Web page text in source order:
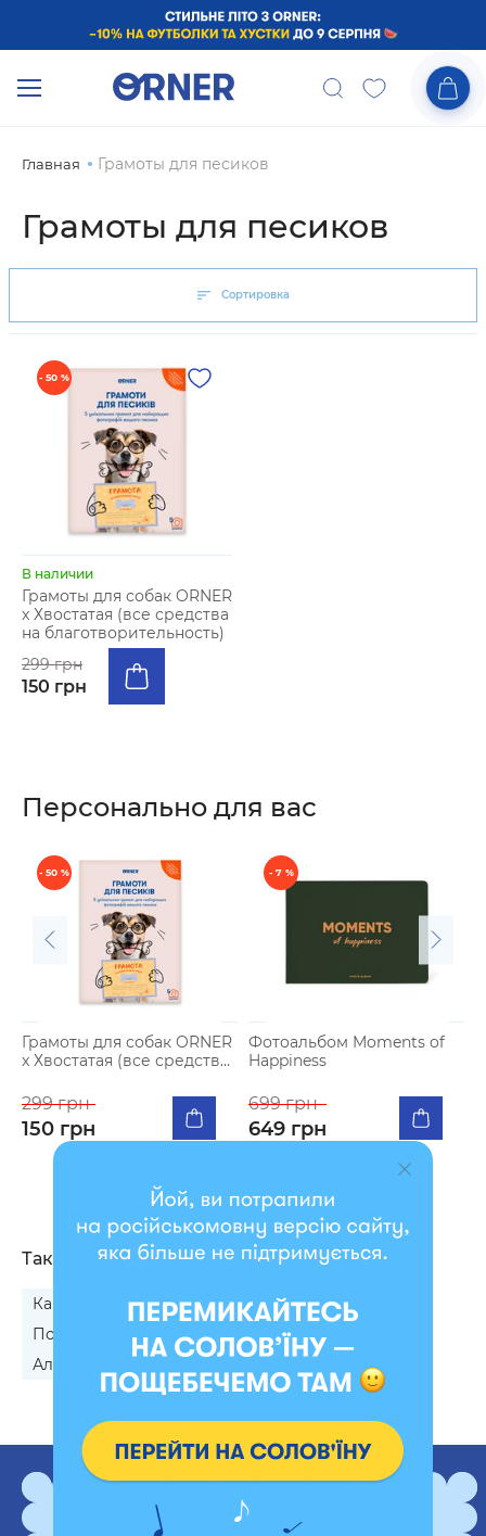
Главная Грамоты для песиков
Грамоты для песиков
Сортировка
- 50 %
В наличии
Грамоты для собак ORNER
x Хвостатая (все средства
на благотворительность)
299 грн
150 грн
Персонально для вас
- 50 %
Грамоты для собак ORNER
x Хвостатая (все средства
299 грн
150 грн
- 7 %
Фотоальбом Moments of
Happiness
699 грн
649 грн
Также ищут
Картины по номерам с животными
Подарки для любителей собак
Алмазная мозаика с котами
Оставайтесь на связи